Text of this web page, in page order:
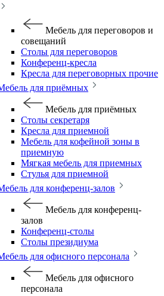
Мебель для переговоров и
совещаний
Столы для переговоров
Конференц-кресла
Кресла для переговорных прочие
для приёмных
Мебель для приёмных
Столы секретаря
Кресла для приемной
Мебель для кофейной зоны в
приемную
Мягкая мебель для приемных
Стулья для приемной
для конференц-залов
Мебель для конференц-
залов
Конференц-столы
Столы президиума
для офисного персонала
Мебель для офисного
персонала